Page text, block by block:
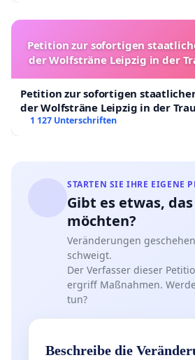
Petition zur sofortigen
der Wolfsträne Leipzig in der
Petition zur sofortigen
der Wolfsträne Leipzig in der
1 127 Unterschriften
STARTEN SIE IHRE EIGENE
Gibt es etwas,
möchten?
Veränderungen
schweigt.
Der Verfasser dieser
ergriff Maßnahmen.
tun?
Beschreibe die